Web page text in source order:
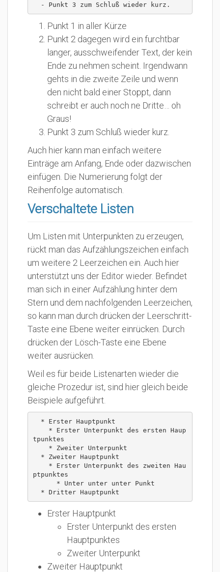
  - Punkt 3 zum Schluß wieder kurz.
Punkt 1 in aller Kürze
Punkt 2 dagegen wird ein furchtbar
langer, ausschweifender Text, der kein
Ende zu nehmen scheint. Irgendwann
gehts in die zweite Zeile und wenn
den nicht bald einer Stoppt, dann
schreibt er auch noch ne Dritte… oh
Graus!
Punkt 3 zum Schluß wieder kurz.
Auch hier kann man einfach weitere
Einträge am Anfang, Ende oder dazwischen
einfügen. Die Numerierung folgt der
Reihenfolge automatisch.
Verschaltete Listen
Um Listen mit Unterpunkten zu erzeugen,
rückt man das Aufzählungszeichen einfach
um weitere 2 Leerzeichen ein. Auch hier
unterstützt uns der Editor wieder. Befindet
man sich in einer Aufzählung hinter dem
Stern und dem nachfolgenden Leerzeichen,
so kann man durch drücken der Leerschritt-
Taste eine Ebene weiter einrücken. Durch
drücken der Lösch-Taste eine Ebene
weiter ausrücken.
Weil es für beide Listenarten wieder die
gleiche Prozedur ist, sind hier gleich beide
Beispiele aufgeführt.
tpunktes
ptpunktes
  * Dritter Hauptpunkt
Erster Hauptpunkt
Erster Unterpunkt des ersten
Hauptpunktes
Zweiter Unterpunkt
Zweiter Hauptpunkt